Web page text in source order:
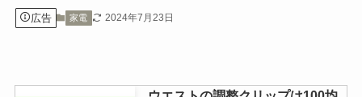
広告 家電 2024年7月23日